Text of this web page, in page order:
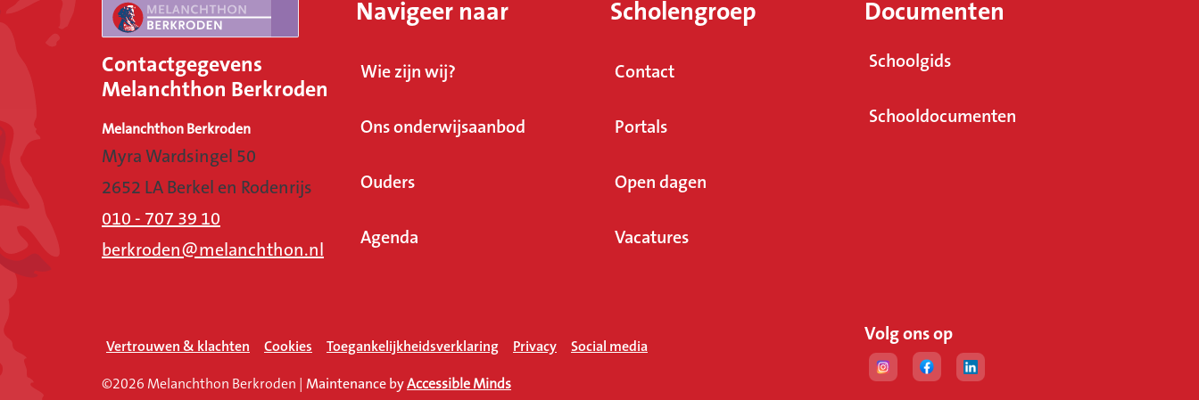
Contactgegevens
Melanchthon Berkroden
Melanchthon Berkroden
Myra Wardsingel 50
2652 LA Berkel en Rodenrijs
010 - 707 39 10
berkroden@melanchthon.nl
Navigeer naar
Wie zijn wij?
Ons onderwijsaanbod
Ouders
Agenda
Scholengroep
Contact
Portals
Open dagen
Vacatures
Documenten
Schoolgids
Schooldocumenten
Vertrouwen & klachten Cookies Toegankelijkheidsverklaring Privacy Social media
©2026 Melanchthon Berkroden Maintenance byAccessible Minds
Volg ons op
(Opent in een nieuw tabblad)
(Opent in een nieuw tabblad)